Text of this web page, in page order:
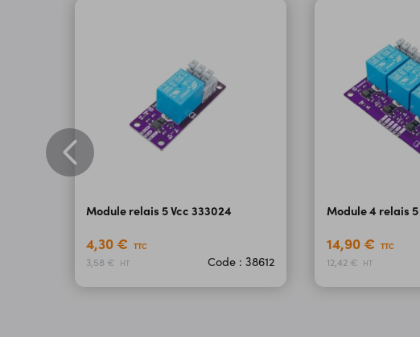
Module relais 5 Vcc 333024
4,30 € TTC
3,58 € HT Code : 38612
Module 4 relais 5
14,90 € TTC
12,42 € HT